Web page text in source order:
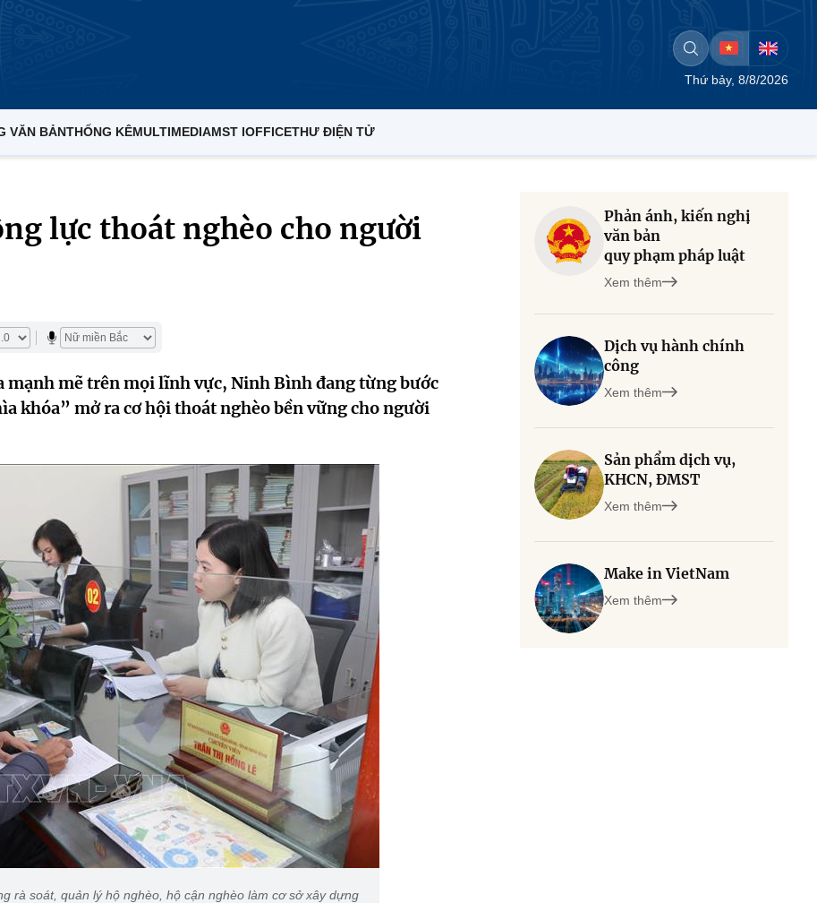
Thứ bảy, 8/8/2026
VĂN BẢNTHỐNG KÊMULTIMEDIAMST IOFFICETHƯ ĐIỆN TỬ
lực thoát nghèo cho người
mạnh mẽ trên mọi lĩnh vực, Ninh Bình đang từng bước
khóa” mở ra cơ hội thoát nghèo bền vững cho người
rà soát, quản lý hộ nghèo, hộ cận nghèo làm cơ sở xây dựng
Phản ánh, kiến nghị
văn bản
quy phạm pháp luật
Xem thêm
Dịch vụ hành chính
công
Xem thêm
Sản phẩm dịch vụ,
KHCN, ĐMST
Xem thêm
Make in VietNam
Xem thêm